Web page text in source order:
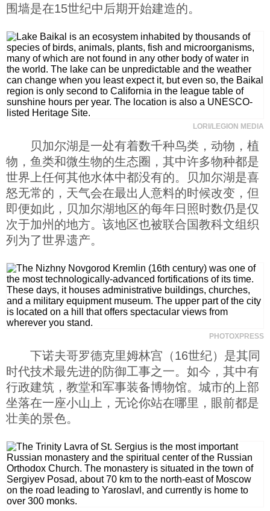
围墙是在15世纪中后期开始建造的。
LORI/LEGION MEDIA
贝加尔湖是一处有着数千种鸟类，动物，植
物，鱼类和微生物的生态圈，其中许多物种都是
世界上任何其他水体中都没有的。贝加尔湖是喜
怒无常的，天气会在最出人意料的时候改变，但
即便如此，贝加尔湖地区的每年日照时数仍是仅
次于加州的地方。该地区也被联合国教科文组织
列为了世界遗产。
PHOTOXPRESS
下诺夫哥罗德克里姆林宫（16世纪）是其同
时代技术最先进的防御工事之一。如今，其中有
行政建筑，教堂和军事装备博物馆。城市的上部
坐落在一座小山上，无论你站在哪里，眼前都是
壮美的景色。